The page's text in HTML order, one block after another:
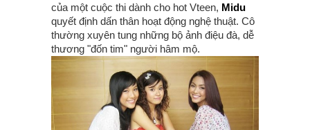
của một cuộc thi dành cho hot Vteen, Midu
quyết định dấn thân hoạt động nghệ thuật. Cô
thường xuyên tung những bộ ảnh điệu đà, dễ
thương "đốn tim" người hâm mộ.